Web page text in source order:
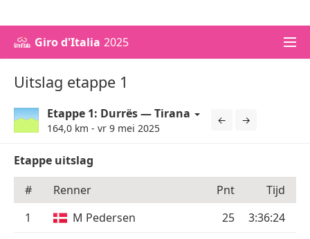
Giro d'Italia 2025
Uitslag etappe 1
Etappe 1: Durrës — Tirana
164,0 km - vr 9 mei 2025
← →
Etappe uitslag
#
Renner Pnt
Tijd
1
M Pedersen 25
3:36:24